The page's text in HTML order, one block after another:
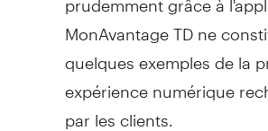
MonAvantage TD ne
quelques exemples de la
expérience numérique
par les clients.